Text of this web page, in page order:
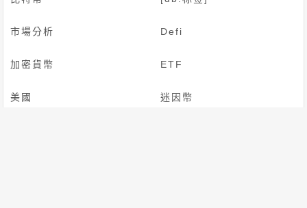
市場分析 Defi
加密貨幣 ETF
美國 迷因幣